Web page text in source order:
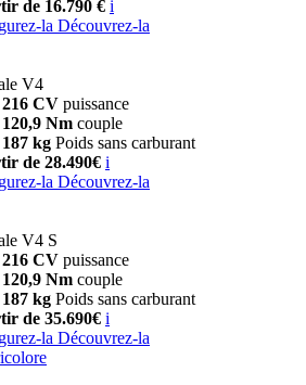
de 16.790 € i
la Découvrez-la
V4
216 CV puissance
120,9 Nm couple
187 kg Poids sans carburant
de 28.490€ i
la Découvrez-la
V4 S
216 CV puissance
120,9 Nm couple
187 kg Poids sans carburant
de 35.690€ i
la Découvrez-la